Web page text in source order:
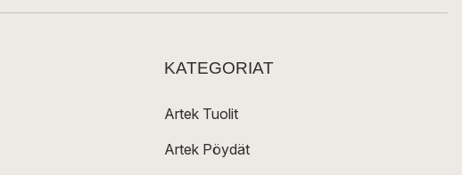
KATEGORIAT
Artek Tuolit
Artek Pöydät